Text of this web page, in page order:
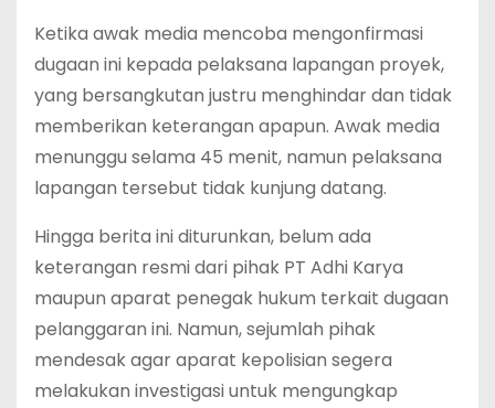
Ketika awak media mencoba mengonfirmasi
dugaan ini kepada pelaksana lapangan proyek,
yang bersangkutan justru menghindar dan tidak
memberikan keterangan apapun. Awak media
menunggu selama 45 menit, namun pelaksana
lapangan tersebut tidak kunjung datang.
Hingga berita ini diturunkan, belum ada
keterangan resmi dari pihak PT Adhi Karya
maupun aparat penegak hukum terkait dugaan
pelanggaran ini. Namun, sejumlah pihak
mendesak agar aparat kepolisian segera
melakukan investigasi untuk mengungkap